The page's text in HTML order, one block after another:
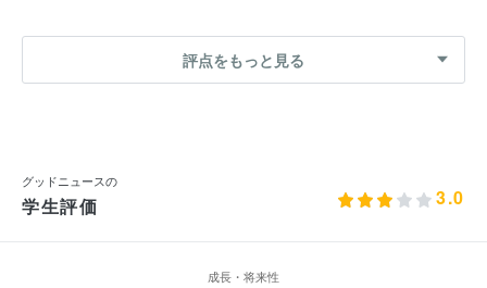
評点をもっと見る
グッドニュースの
学生評価 3.0
成長・将来性